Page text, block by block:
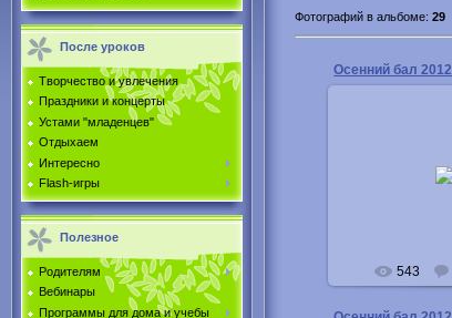
После уроков
Творчество и увлечения
Праздники и концерты
Устами "младенцев"
Отдыхаем
Интересно
Flash-игры
Полезное
Родителям
Вебинары
Программы для дома и учебы
Фотографий в альбоме: 29
Осенний бал 2012
543